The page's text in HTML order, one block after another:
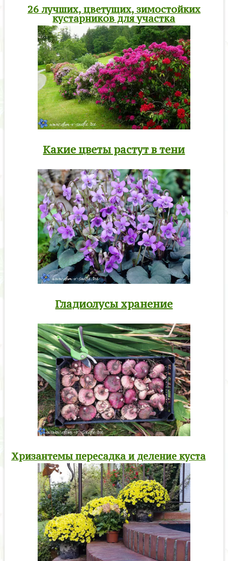
26 лучших, цветущих, зимостойких
кустарников для участка
Какие цветы растут в тени
Гладиолусы хранение
Хризантемы пересадка и деление куста